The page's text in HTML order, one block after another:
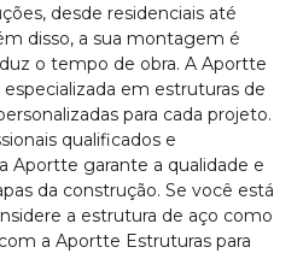
desde residenciais até
disso, a sua montagem é
o tempo de obra. A Aportte
em estruturas de
para cada projeto.
qualificados e
Aportte garante a qualidade e
da construção. Se você está
a estrutura de aço como
a Aportte Estruturas para